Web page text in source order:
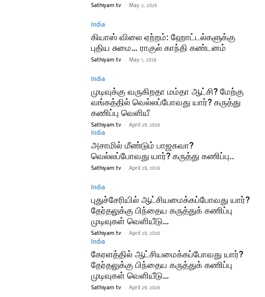
Sathiyam tv - May 2, 2026
India
கியாஸ் விலை ஏற்றம்: ஹோட்டல்களுக்கு
புதிய சுமை… ராகுல் காந்தி கண்டனம்
Sathiyam tv - May 1, 2026
India
முடிவுக்கு வருகிறதா மம்தா ஆட்சி? மேற்கு
வங்கத்தில் வெல்லப்போவது யார்? கருத்து
கணிப்பு வெளியீ
Sathiyam tv - April 29, 2026
India
அசாமில் மீண்டும் பாஜகவா?
வெல்லப்போவது யார்? கருத்து கணிப்பு..
Sathiyam tv - April 29, 2026
India
புதுச்சேரியில் ஆட்சியமைக்கப்போவது யார்?
தேர்தலுக்கு பிந்தைய கருத்துக் கணிப்பு
முடிவுகள் வெளியீடு…
Sathiyam tv - April 29, 2026
India
கேரளத்தில் ஆட்சியமைக்கப்போவது யார்?
தேர்தலுக்கு பிந்தைய கருத்துக் கணிப்பு
முடிவுகள் வெளியீடு…
Sathiyam tv - April 29, 2026